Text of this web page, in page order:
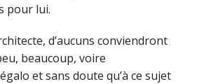
pour lui.
d’aucuns conviendront
beaucoup, voire
et sans doute qu’à ce sujet